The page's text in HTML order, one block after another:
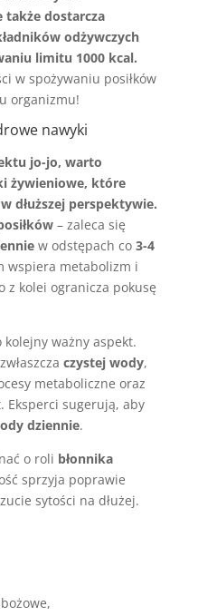
także dostarcza
odżywczych
limitu 1000 kcal.
w spożywaniu posiłków
organizmu!
nawyki
jo-jo, warto
żywieniowe, które
dłuższej perspektywie.
– zaleca się
w odstępach co 3-4
wspiera metabolizm i
z kolei ogranicza pokusę
kolejny ważny aspekt.
czystej wody,
metaboliczne oraz
Eksperci sugerują, aby
dziennie.
o roli błonnika
sprzyja poprawie
sytości na dłużej.